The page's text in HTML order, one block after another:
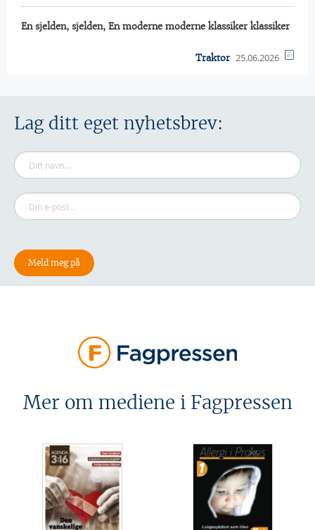
En sjelden, sjelden, En moderne moderne klassiker klassiker
Traktor 25.06.2026
Lag ditt eget nyhetsbrev:
Mer om mediene i Fagpressen